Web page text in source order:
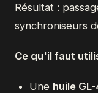
Résultat :
synchroniseurs
Ce qu'il faut
Une huile